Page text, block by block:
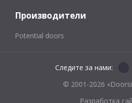
Производители
Potential doors
© 2001-2026
Следите за нами:
Разработка